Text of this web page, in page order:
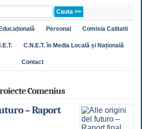
Personal Comisia Calitatii
C.N.E.T. în Media Locală și Națională
Contact
Comenius
– Raport